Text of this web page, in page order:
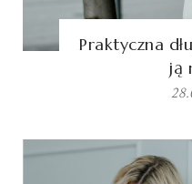
Praktyczna
ją